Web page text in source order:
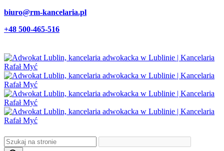
biuro@rm-kancelaria.pl
+48 500-465-516